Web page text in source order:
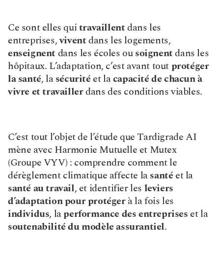
Ce sont elles qui travaillent dans les
entreprises, vivent
enseignent dans les écoles ou soignent dans les
hôpitaux. L’adaptation, c’est avant tout protéger
la santé, la sécurité et la capacité de chacun à
vivre et travailler dans des conditions viables.
C’est tout l’objet de l’étude que Tardigrade AI
mène avec Harmonie Mutuelle et Mutex
(Groupe VYV) : comprendre comment le
dérèglement climatique affecte la santé
santé au travail, et identifier les leviers
d’adaptation pour protéger
individus, la performance des entreprises
et la
soutenabilitédumodèle assurantiel.